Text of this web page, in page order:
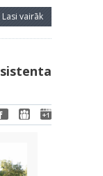
Lasi vairāk